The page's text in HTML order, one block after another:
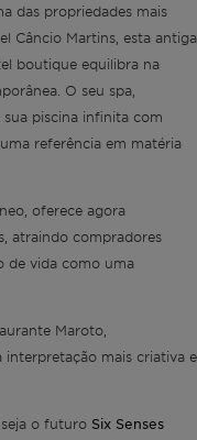
das propriedades mais
Câncio Martins, esta antiga
boutique equilibra na
O seu spa,
piscina infinita com
referência em matéria
oferece agora
atraindo compradores
de vida como uma
Maroto,
interpretação mais criativa e
o futuro Six Senses